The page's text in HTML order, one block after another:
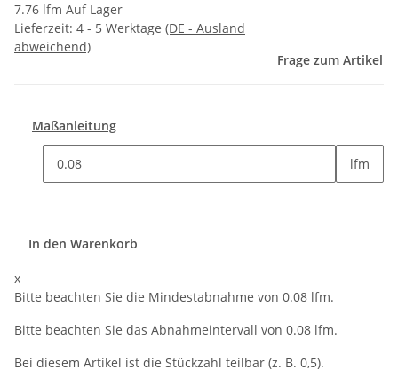
7.76 lfm Auf Lager
Lieferzeit: 4 - 5 Werktage (DE - Ausland
abweichend)
Frage zum Artikel
Maßanleitung
lfm
In den Warenkorb
x
Bitte beachten Sie die Mindestabnahme von 0.08 lfm.
Bitte beachten Sie das Abnahmeintervall von 0.08 lfm.
Bei diesem Artikel ist die Stückzahl teilbar (z. B. 0,5).